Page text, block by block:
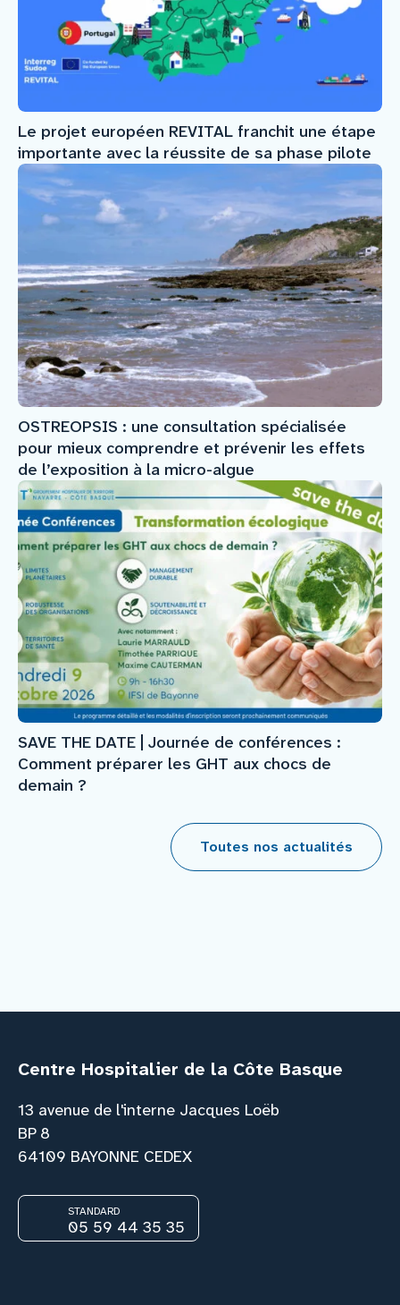
Le projet européen REVITAL franchit une étape
importante avec la réussite de sa phase pilote
OSTREOPSIS : une consultation spécialisée
pour mieux comprendre et prévenir les effets
de l’exposition à la micro-algue
SAVE THE DATE | Journée de conférences :
Comment préparer les GHT aux chocs de
demain ?
Toutes nos actualités
Centre Hospitalier de la Côte Basque
13 avenue de l'interne Jacques Loëb
BP 8
64109 BAYONNE CEDEX
STANDARD
05 59 44 35 35